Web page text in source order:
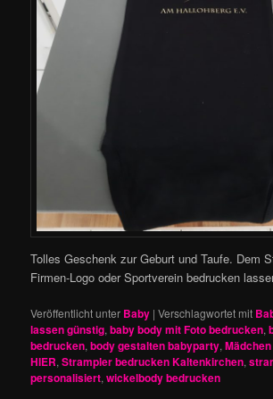
Tolles Geschenk zur Geburt und Taufe. Dem
Firmen-Logo oder Sportverein bedrucken
Veröffentlicht unter Baby |Verschlagwortet mit
lassen günstig,baby body mit Foto bedrucken,
bedrucken,body gestalten babyparty,
HIER,Strampler bedrucken Kaltenkirchen,
personalisiert,wickelbody bedrucken